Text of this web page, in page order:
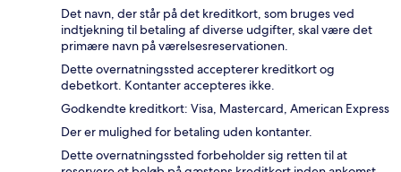
Det navn, der står på det kreditkort, som bruges ved
indtjekning til betaling af diverse udgifter, skal være det
primære navn på værelsesreservationen.
Dette overnatningssted accepterer kreditkort og
debetkort. Kontanter accepteres ikke.
Godkendte kreditkort: Visa, Mastercard, American Express
Der er mulighed for betaling uden kontanter.
Dette overnatningssted forbeholder sig retten til at